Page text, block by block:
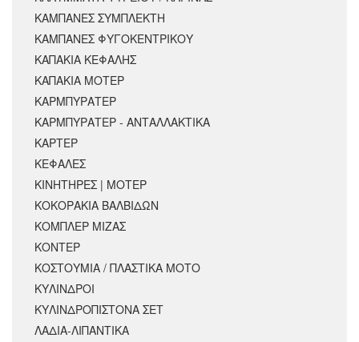
ΚΑΜΠΑΝΕΣ ΣΥΜΠΛΕΚΤΗ
ΚΑΜΠΑΝΕΣ ΦΥΓΟΚΕΝΤΡΙΚΟΥ
ΚΑΠΑΚΙΑ ΚΕΦΑΛΗΣ
ΚΑΠΑΚΙΑ ΜΟΤΕΡ
ΚΑΡΜΠΥΡΑΤΕΡ
ΚΑΡΜΠΥΡΑΤΕΡ - ΑΝΤΑΛΛΑΚΤΙΚΑ
ΚΑΡΤΕΡ
ΚΕΦΑΛΕΣ
ΚΙΝΗΤΗΡΕΣ | ΜΟΤΕΡ
ΚΟΚΟΡΑΚΙΑ ΒΑΛΒΙΔΩΝ
ΚΟΜΠΛΕΡ ΜΙΖΑΣ
ΚΟΝΤΕΡ
ΚΟΣΤΟΥΜΙΑ / ΠΛΑΣΤΙΚΑ ΜΟΤΟ
ΚΥΛΙΝΔΡΟΙ
ΚΥΛΙΝΔΡΟΠΙΣΤΟΝΑ ΣΕΤ
ΛΑΔΙΑ-ΛΙΠΑΝΤΙΚΑ